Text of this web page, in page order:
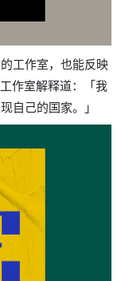
工作室，也能反映
作室解释道：「我
自己的国家。」